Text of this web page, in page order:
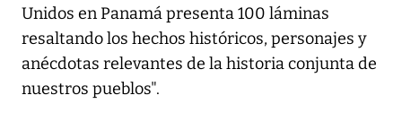
Unidos en Panamá presenta 100 láminas
resaltando los hechos históricos, personajes y
anécdotas relevantes de la historia conjunta de
nuestros pueblos".